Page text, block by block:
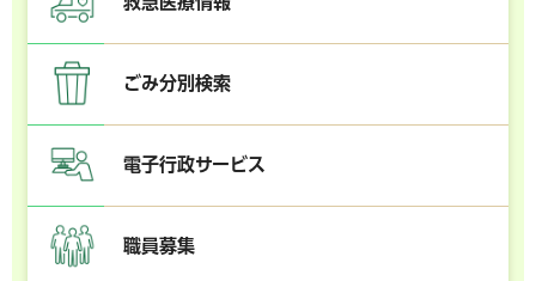
ごみ分別検索
電子行政サービス
職員募集